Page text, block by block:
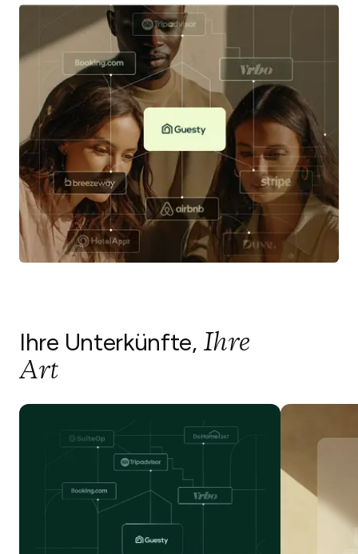
Ihre Unterkünfte, Ihre
Art